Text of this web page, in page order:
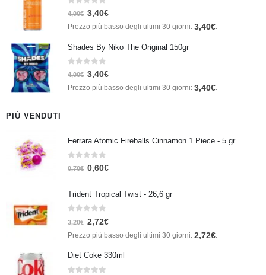
Su 5
4,00€ 3,40€
Prezzo più basso degli ultimi 30 giorni: 3,40€
Shades By Niko The Original 150gr
Su 5
4,00€ 3,40€
Prezzo più basso degli ultimi 30 giorni: 3,40€.
PIÙ VENDUTI
Ferrara Atomic Fireballs Cinnamon 1 Piece - 5 gr
Su 5
0,70€ 0,60€
Trident Tropical Twist - 26,6 gr
Su 5
3,20€ 2,72€
Prezzo più basso degli ultimi 30 giorni: 2,72€
Diet Coke 330ml